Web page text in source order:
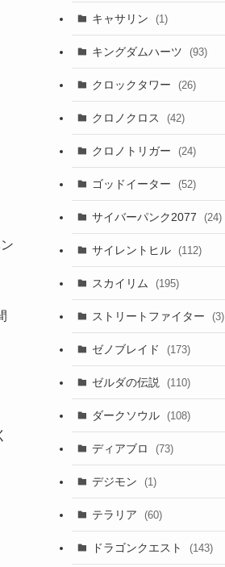
キャサリン (1)
キングダムハーツ (93)
クロックタワー (26)
クロノクロス (42)
クロノトリガー (24)
ゴッドイーター (52)
サイバーパンク2077 (24)
サイレントヒル (112)
スカイリム (195)
ストリートファイター (3)
ゼノブレイド (173)
ゼルダの伝説 (110)
ダークソウル (108)
ディアブロ (73)
デジモン (1)
テラリア (60)
ドラゴンクエスト (143)